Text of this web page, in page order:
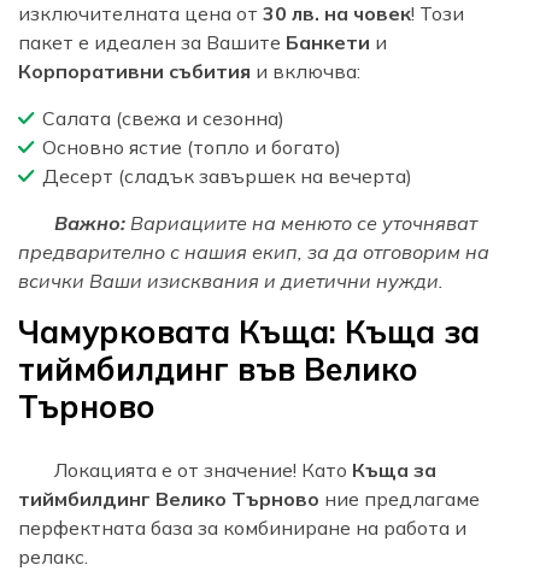
изключителната цена от 30 лв. на човек! Този
пакет е идеален за Вашите Банкети и
Корпоративни събития и включва:
Салата (свежа и сезонна)
Основно ястие (топло и богато)
Десерт (сладък завършек на вечерта)
Важно: Вариациите на менюто се уточняват
предварително с нашия екип, за да отговорим на
всички Ваши изисквания и диетични нужди.
Чамурковата Къща: Къща за
тиймбилдинг във Велико
Търново
Локацията е от значение! Като Къща за
тиймбилдинг Велико Търново ние предлагаме
перфектната база за комбиниране на работа и
релакс.